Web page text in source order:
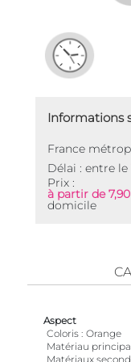
Informations
France
Délai : entre le
Prix :
à partir de
domicile
Aspect
Coloris Orange
Matériau
Matériaux